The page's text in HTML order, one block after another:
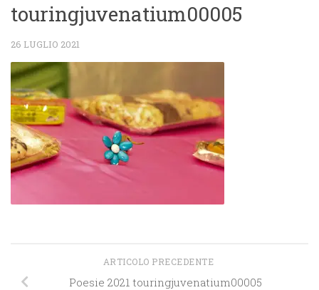
touringjuvenatium00005
26 LUGLIO 2021
ARTICOLO PRECEDENTE
Poesie 2021 touringjuvenatium00005